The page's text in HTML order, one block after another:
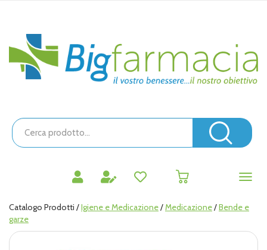
principaleBigfarmacia
Cerca
Prodotto
Catalogo Prodotti /Igiene e Medicazione/Medicazione/Bende e
garze